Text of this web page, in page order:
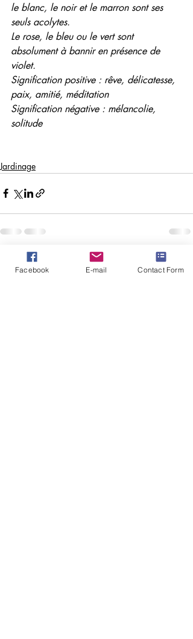
le blanc, le noir et le marron sont ses
seuls acolytes.
Le rose, le bleu ou le vert sont
absolument à bannir en présence de
violet.
Signification positive : rêve, délicatesse,
paix, amitié, méditation
Signification négative : mélancolie,
solitude
Jardinage
Posts similaires Voir tout
Facebook E-mail Contact Form